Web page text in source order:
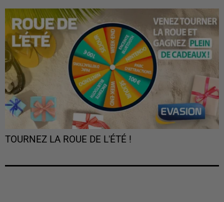
TOURNEZ LA ROUE DE L'ÉTÉ !